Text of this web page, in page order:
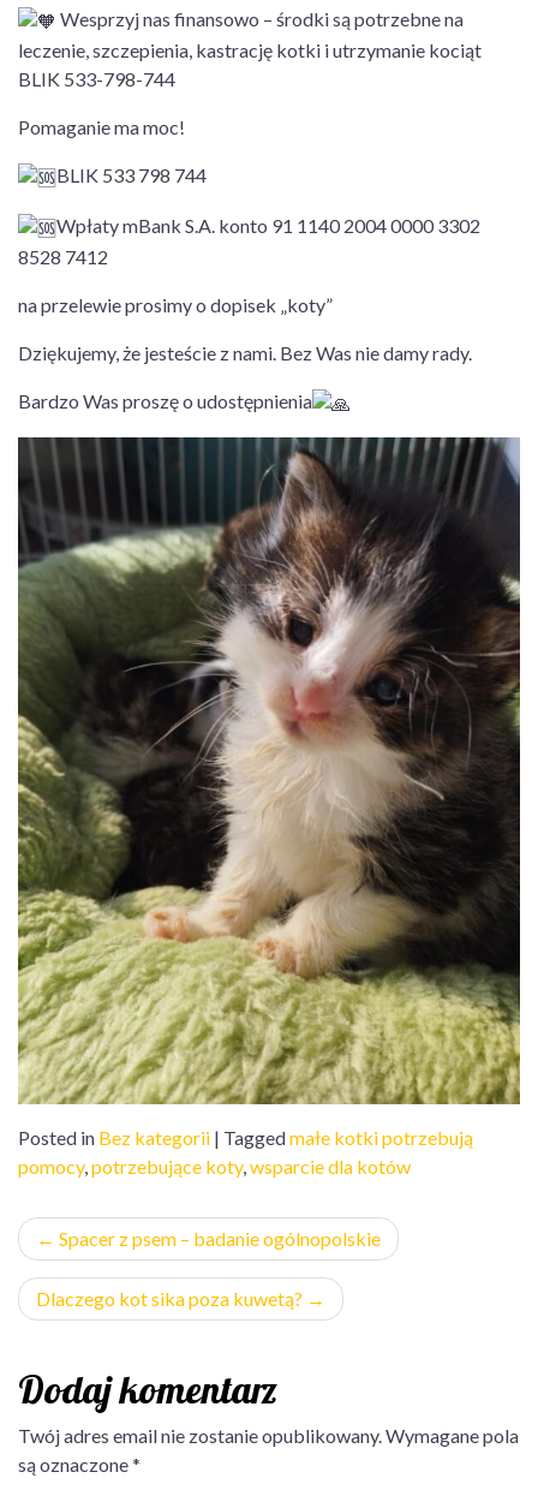
Wesprzyj nas finansowo – środki są potrzebne na
leczenie, szczepienia, kastrację kotki i utrzymanie kociąt
BLIK 533-798-744
Pomaganie ma moc!
BLIK 533 798 744
Wpłaty mBank S.A. konto 91 1140 2004 0000 3302
8528 7412
na przelewie prosimy o dopisek „koty”
Dziękujemy, że jesteście z nami. Bez Was nie damy rady.
Bardzo Was proszę o udostępnienia
Posted in Bez kategorii | Taggedmałe kotki potrzebują
pomocy,potrzebujące koty,wsparcie dla kotów
Nawigacja
wpisu
Spacer z psem – badanie ogólnopolskie
Dlaczego kot sika poza kuwetą?
Dodaj komentarz
Twój adres email nie zostanie opublikowany.Wymagane pola
są oznaczone*